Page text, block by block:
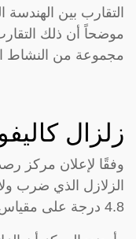
موضحاً أن ذلك
مجموعة من النشاط
زلزال
وفقًا لإعلان مركز
الزلازل الذي ضرب
4.8 درجة على مقياس ريختر.